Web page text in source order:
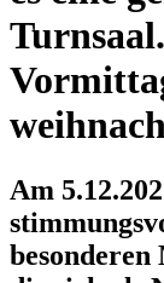
Am
besonderen